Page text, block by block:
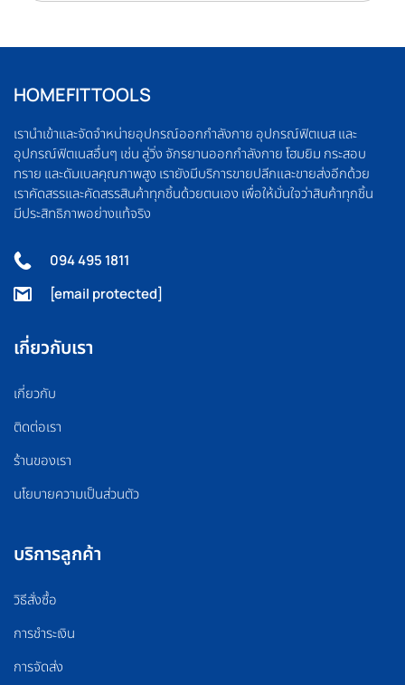
HOMEFITTOOLS
เรานำเข้าและจัดจำหน่ายอุปกรณ์ออกกำลังกาย อุปกรณ์ฟิตเนส และ
อุปกรณ์ฟิตเนสอื่นๆ เช่น ลู่วิ่ง จักรยานออกกำลังกาย โฮมยิม กระสอบ
ทราย และดัมเบลคุณภาพสูง เรายังมีบริการขายปลีกและขายส่งอีกด้วย
เราคัดสรรและคัดสรรสินค้าทุกชิ้นด้วยตนเอง เพื่อให้มั่นใจว่าสินค้าทุกชิ้น
มีประสิทธิภาพอย่างแท้จริง
094 495 1811
[email protected]
เกี่ยวกับเรา
เกี่ยวกับ
ติดต่อเรา
ร้านของเรา
นโยบายความเป็นส่วนตัว
บริการลูกค้า
วิธีสั่งซื้อ
การชำระเงิน
การจัดส่ง